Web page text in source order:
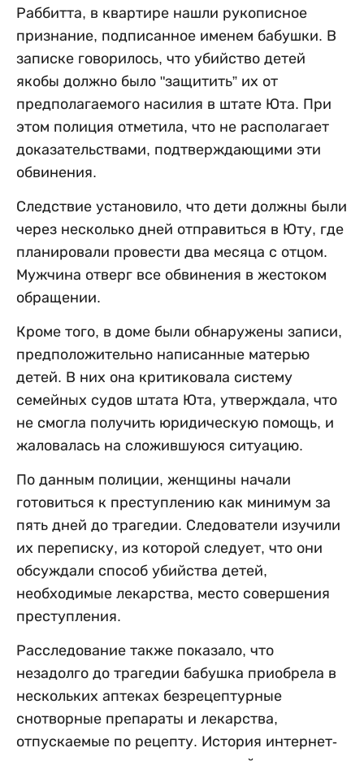
Раббитта, в квартире нашли рукописное
признание, подписанное именем бабушки. В
записке говорилось, что убийство детей
якобы должно было "защитить” их от
предполагаемого насилия в штате Юта. При
этом полиция отметила, что не располагает
доказательствами, подтверждающими эти
обвинения.
Следствие установило, что дети должны были
через несколько дней отправиться в Юту, где
планировали провести два месяца с отцом.
Мужчина отверг все обвинения в жестоком
обращении.
Кроме того, в доме были обнаружены записи,
предположительно написанные матерью
детей. В них она критиковала систему
семейных судов штата Юта, утверждала, что
не смогла получить юридическую помощь, и
жаловалась на сложившуюся ситуацию.
По данным полиции, женщины начали
готовиться к преступлению как минимум за
пять дней до трагедии. Следователи изучили
их переписку, из которой следует, что они
обсуждали способ убийства детей,
необходимые лекарства, место совершения
преступления.
Расследование также показало, что
незадолго до трагедии бабушка приобрела в
нескольких аптеках безрецептурные
снотворные препараты и лекарства,
отпускаемые по рецепту. История интернет-